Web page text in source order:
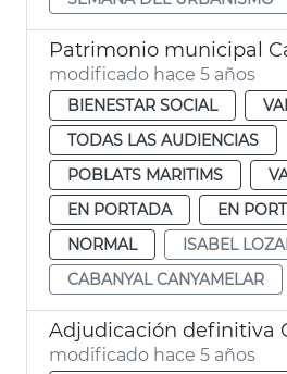
Patrimonio municipal
modificado hace 5 años
BIENESTAR SOCIAL
TODAS LAS AUDIENCIAS
POBLATS MARITIMS
EN PORTADA
EN
NORMAL
ISABEL
CABANYAL CANYAMELAR
Adjudicación definitiva
modificado hace 5 años